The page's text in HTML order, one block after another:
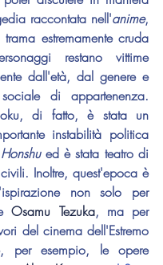
raccontata nell'anime,
estremamente cruda
restano vittime
dall'età, dal genere e
di appartenenza.
di fatto, è stata un
instabilità politica
Honshu ed è stata teatro di
Inoltre, quest'epoca è
non solo per
Osamu Tezuka, ma per
del cinema dell'Estremo
per esempio, le opere